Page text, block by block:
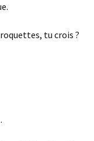
tu crois ?